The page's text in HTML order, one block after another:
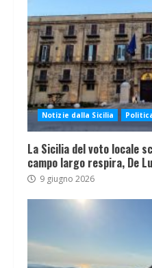
Notizie dalla Sicilia
La Sicilia del voto locale
campo largo respira, De
9 giugno 2026